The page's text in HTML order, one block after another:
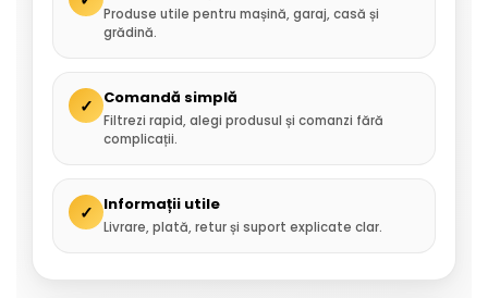
Produse utile pentru mașină, garaj, casă și
grădină.
✓ Comandă simplă
Filtrezi rapid, alegi produsul și comanzi fără
complicații.
✓ Informații utile
Livrare, plată, retur și suport explicate clar.